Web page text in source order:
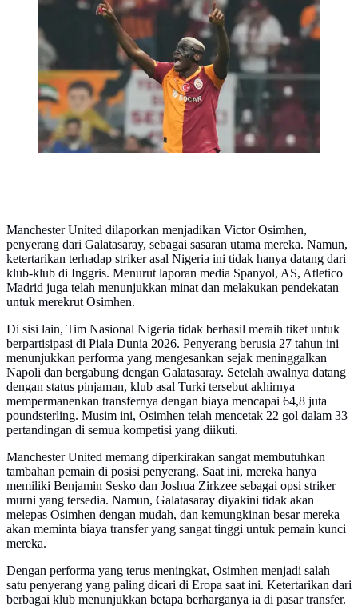
Penyerang Galatasaray, Victor Osimhen, merayakan
golnya ke gawang Liverpool di Stadion Ali Sami Yen
pada matchday 2 fase liga Liga Champions 2025/2026,
Rabu (01/10/2025) dini hari WIB.
Manchester United dilaporkan menjadikan Victor Osimhen,
penyerang dari Galatasaray, sebagai sasaran utama mereka. Namun,
ketertarikan terhadap striker asal Nigeria ini tidak hanya datang dari
klub-klub di Inggris. Menurut laporan media Spanyol, AS, Atletico
Madrid juga telah menunjukkan minat dan melakukan pendekatan
untuk merekrut Osimhen.
Di sisi lain, Tim Nasional Nigeria tidak berhasil meraih tiket untuk
berpartisipasi di Piala Dunia 2026. Penyerang berusia 27 tahun ini
menunjukkan performa yang mengesankan sejak meninggalkan
Napoli dan bergabung dengan Galatasaray. Setelah awalnya datang
dengan status pinjaman, klub asal Turki tersebut akhirnya
mempermanenkan transfernya dengan biaya mencapai 64,8 juta
poundsterling. Musim ini, Osimhen telah mencetak 22 gol dalam 33
pertandingan di semua kompetisi yang diikuti.
Manchester United memang diperkirakan sangat membutuhkan
tambahan pemain di posisi penyerang. Saat ini, mereka hanya
memiliki Benjamin Sesko dan Joshua Zirkzee sebagai opsi striker
murni yang tersedia. Namun, Galatasaray diyakini tidak akan
melepas Osimhen dengan mudah, dan kemungkinan besar mereka
akan meminta biaya transfer yang sangat tinggi untuk pemain kunci
mereka.
Dengan performa yang terus meningkat, Osimhen menjadi salah
satu penyerang yang paling dicari di Eropa saat ini. Ketertarikan dari
berbagai klub menunjukkan betapa berharganya ia di pasar transfer.